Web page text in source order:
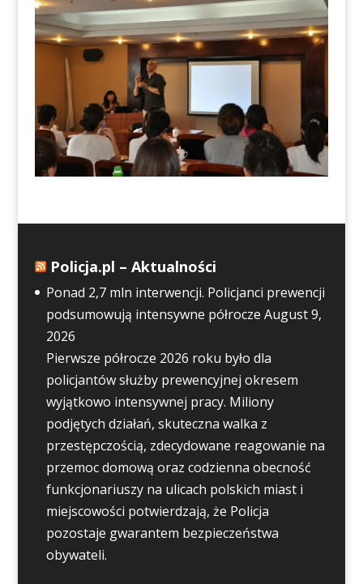
Policja.pl – Aktualności
Ponad 2,7 mln interwencji. Policjanci prewencji
podsumowują intensywne półrocze August 9,
2026
Pierwsze półrocze 2026 roku było dla
policjantów służby prewencyjnej okresem
wyjątkowo intensywnej pracy. Miliony
podjętych działań, skuteczna walka z
przestępczością, zdecydowane reagowanie na
przemoc domową oraz codzienna obecność
funkcjonariuszy na ulicach polskich miast i
miejscowości potwierdzają, że Policja
pozostaje gwarantem bezpieczeństwa
obywateli.